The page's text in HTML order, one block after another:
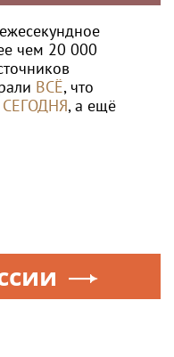
чем 20 000
ВСЁ, что
СЕГОДНЯ, а ещё